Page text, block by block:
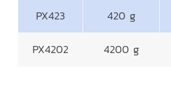
PX423 420 g
PX4202 4200 g